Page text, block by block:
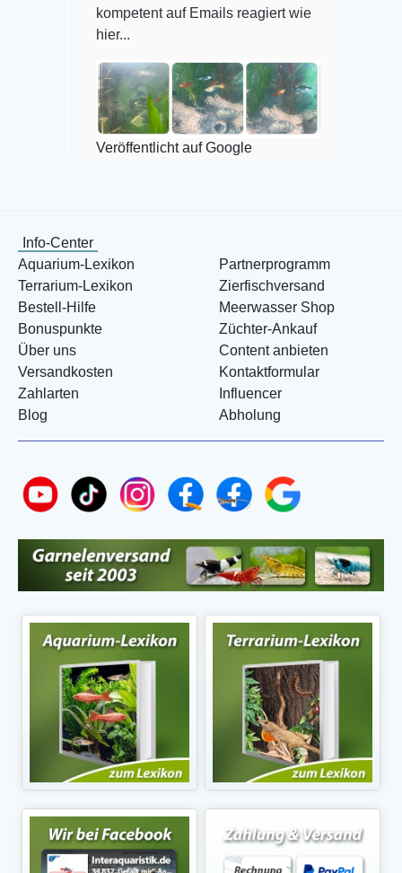
kompetent auf Emails reagiert wie
Veröffentlicht auf Google
Info-Center
Aquarium-Lexikon
Terrarium-Lexikon
Bestell-Hilfe
Bonuspunkte
Über uns
Versandkosten
Zahlarten
Blog
Partnerprogramm
Zierfischversand
Meerwasser Shop
Züchter-Ankauf
Content anbieten
Kontaktformular
Influencer
Abholung